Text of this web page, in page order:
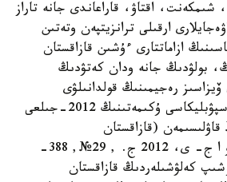
شىمكەنت، اقتاۋ، قاراعاندى جانە تاراز
ارقىلى ترانزيتپەن وتەتىن
ازاماتتارى ءۇشىن قازاقستان
بولۋدىڭ جانە ودان كەتۋدىڭ
رەجيمىنىڭ قولدانىلۋى
بولىگىندە قازاقستان رەسپۋبليكاسى ۇكىمەتىنىڭ 2012-جىلعى
148№ قاۋلىسىمەن (قازاقستان
رەسپۋبليكاسىنىڭ پ ءۇ ا ج- ى، 2012 ج. , 29№, 388-
كەلۋشىلەردىڭ قازاقستان